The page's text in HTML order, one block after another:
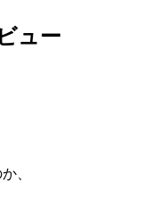
ュー
、